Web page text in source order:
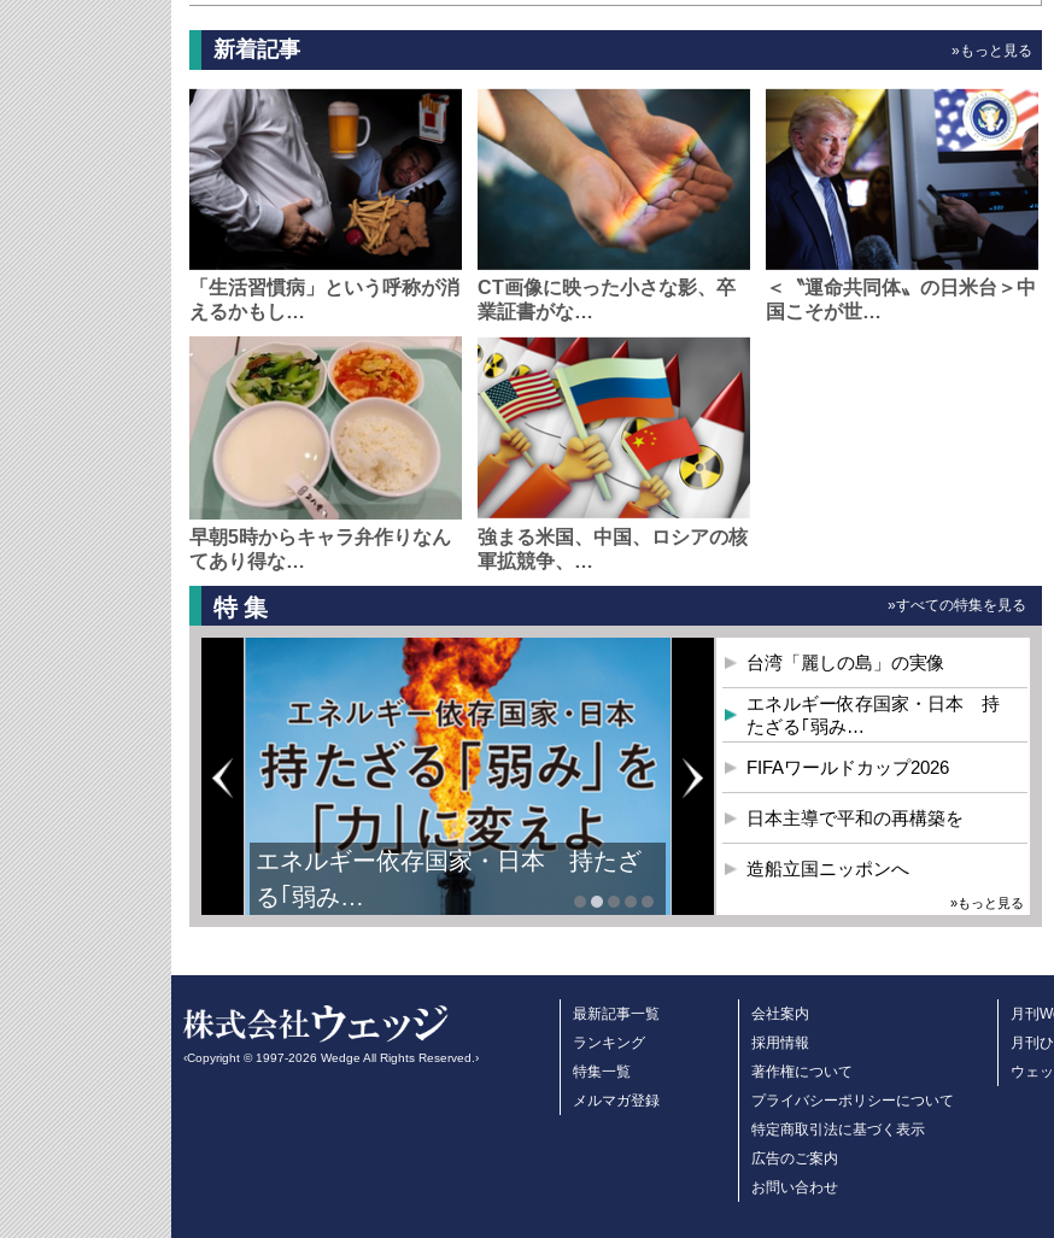
新着記事 »もっと見る
「生活習慣病」という呼称が消
えるかもし…
CT画像に映った小さな影、卒
業証書がな…
＜〝運命共同体〟の日米台＞中
国こそが世…
早朝5時からキャラ弁作りなん
てあり得な…
強まる米国、中国、ロシアの核
軍拡競争、…
特集 »すべての特集を見る
FIFAワールドカップ2026
台湾「麗しの島」の実像
エネルギー依存国家・日本 持
たざる｢弱み…
FIFAワールドカップ2026
日本主導で平和の再構築を
造船立国ニッポンへ
»もっと見る
‹Copyright © 1997-2026 Wedge All Rights Reserved.›
最新記事一覧
ランキング
特集一覧
メルマガ登録
会社案内
採用情報
著作権について
プライバシーポリシーについて
特定商取引法に基づく表示
広告のご案内
お問い合わせ
月刊
月刊
ウェ